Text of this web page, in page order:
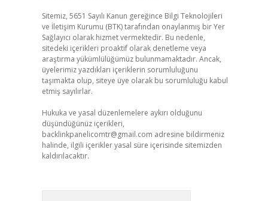
Sitemiz, 5651 Sayılı Kanun gereğince Bilgi Teknolojileri
ve İletişim Kurumu (BTK) tarafından onaylanmış bir Yer
Sağlayıcı olarak hizmet vermektedir. Bu nedenle,
sitedeki içerikleri proaktif olarak denetleme veya
araştırma yükümlülüğümüz bulunmamaktadır. Ancak,
üyelerimiz yazdıkları içeriklerin sorumluluğunu
taşımakta olup, siteye üye olarak bu sorumluluğu kabul
etmiş sayılırlar.
Hukuka ve yasal düzenlemelere aykırı olduğunu
düşündüğünüz içerikleri,
backlinkpanelicomtr@gmail.com adresine bildirmeniz
halinde, ilgili içerikler yasal süre içerisinde sitemizden
kaldırılacaktır.